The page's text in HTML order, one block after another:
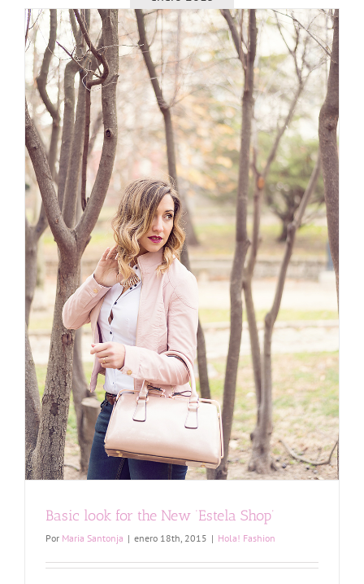
Basic look for the New ‘Estela Shop’
Por Maria Santonja | enero 18th, 2015 | Hola! Fashion